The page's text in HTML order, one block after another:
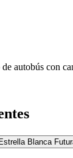
autobús con
Blanca